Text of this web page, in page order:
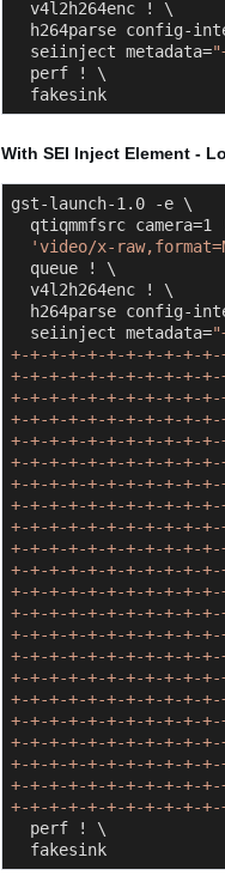
  seiinject metadata=
  fakesink
With SEI Inject Element -
gst-launch-1.0 -e \
'video/x-
  seiinject metadata=
+-+-+-+-+-+-+-+-+-+-
+-+-+-+-+-+-+-+-+-+-
+-+-+-+-+-+-+-+-+-+-
+-+-+-+-+-+-+-+-+-+-
+-+-+-+-+-+-+-+-+-+-
+-+-+-+-+-+-+-+-+-+-
+-+-+-+-+-+-+-+-+-+-
+-+-+-+-+-+-+-+-+-+-
+-+-+-+-+-+-+-+-+-+-
+-+-+-+-+-+-+-+-+-+-
+-+-+-+-+-+-+-+-+-+-
+-+-+-+-+-+-+-+-+-+-
+-+-+-+-+-+-+-+-+-+-
+-+-+-+-+-+-+-+-+-+-
+-+-+-+-+-+-+-+-+-+-
+-+-+-+-+-+-+-+-+-+-
+-+-+-+-+-+-+-+-+-+-
+-+-+-+-+-+-+-+-+-+-
+-+-+-+-+-+-+-+-+-+-
+-+-+-+-+-+-+-+-+-+-
+-+-+-+-+-+-+-+-+-+-
+-+-+-+-+-+-+-+-+-+-
  fakesink